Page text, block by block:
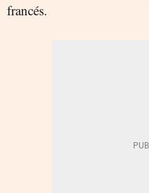
francés.